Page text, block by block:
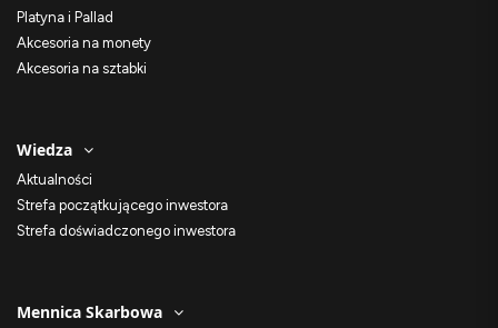
Platyna i Pallad
Akcesoria na monety
Akcesoria na sztabki
Wiedza
Aktualności
Strefa początkującego inwestora
Strefa doświadczonego inwestora
Mennica Skarbowa